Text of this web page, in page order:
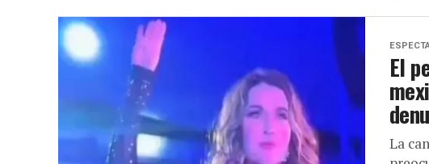
El
La